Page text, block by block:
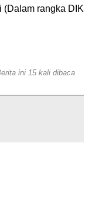
(Dalam rangka DIK
ini 15 kali dibaca